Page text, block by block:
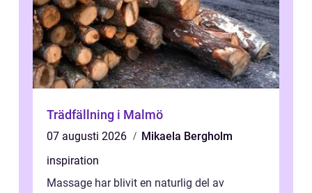
Trädfällning i Malmö
07 augusti 2026
Mikaela Bergholm
inspiration
Massage har blivit en naturlig del av